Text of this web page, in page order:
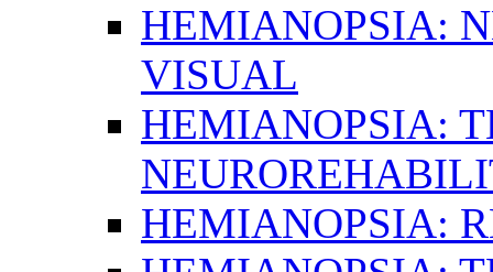
HEMIANOPSIA:
VISUAL
HEMIANOPSIA:
HEMIANOPSIA: